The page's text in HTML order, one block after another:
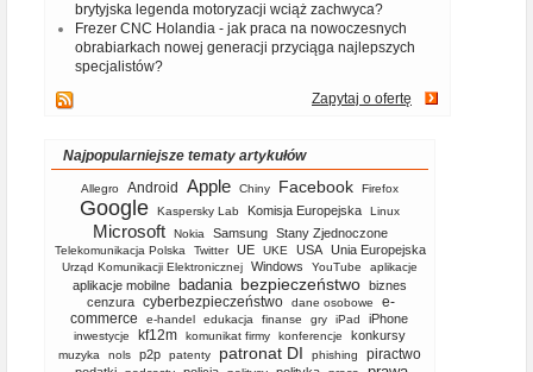
brytyjska legenda motoryzacji wciąż zachwyca?
Frezer CNC Holandia - jak praca na nowoczesnych
obrabiarkach nowej generacji przyciąga najlepszych
specjalistów?
Zapytaj o ofertę
Najpopularniejsze tematy artykułów
Allegro Android Apple Chiny Facebook Firefox
Google Kaspersky Lab Komisja Europejska Linux
Microsoft Nokia Samsung Stany Zjednoczone
Telekomunikacja Polska Twitter UE UKE USA Unia Europejska
Urząd Komunikacji Elektronicznej Windows YouTube aplikacje
aplikacje mobilne badania bezpieczeństwo biznes
cenzura cyberbezpieczeństwo dane osobowe
e-
commerce
e-handel edukacja finanse gry iPad iPhone
inwestycje kf12m komunikat firmy konferencje konkursy
muzyka nols p2p patenty patronat DI phishing piractwo